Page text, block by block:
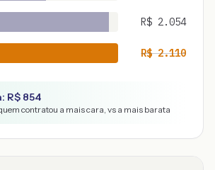
R$ 2.054
R$2.110
R$ 854
contratou a mais cara, vs a mais barata